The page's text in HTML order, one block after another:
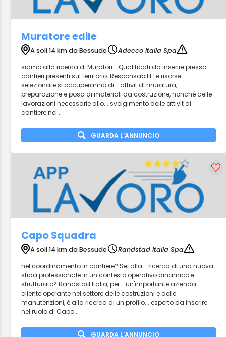
Muratore edile
A soli 14 km da Bessude
Adecco Italia Spa
siamo alla ricerca di Muratori... Qualificati da inserire presso
cantieri presenti sul territorio. Responsabilit Le risorse
selezionate si occuperanno di... attivit di muratura,
preparazione e posa di materiali da costruzione, nonché delle
lavorazioni necessarie allo... svolgimento delle attivit di
cantiere nel...
GUARDA L'ANNUNCIO
Capo Squadra
A soli 14 km da Bessude
Randstad Italia Spa
nel coordinamento in cantiere? Sei alla... ricerca di una nuova
sfida professionale in un contesto operativo dinamico e
strutturato? Randstad Italia, per... un'importante azienda
cliente operante nel settore delle costruzioni e delle
manutenzioni, è alla ricerca di un profilo... esperto da inserire
nel ruolo di Capo...
GUARDA L'ANNUNCIO